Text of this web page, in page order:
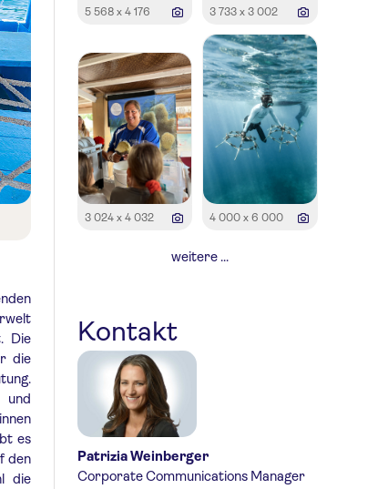
Die
die
und
es
den
die
5 568 x 4 176 3 733 x 3 002
3 024 x 4 032 4 000 x 6 000
weitere ...
Kontakt
Patrizia Weinberger
Corporate Communications Manager